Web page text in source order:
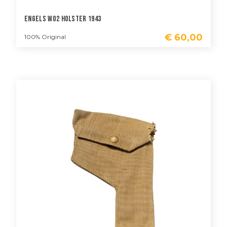
Engels WO2 Holster 1943
100% Original € 60,00